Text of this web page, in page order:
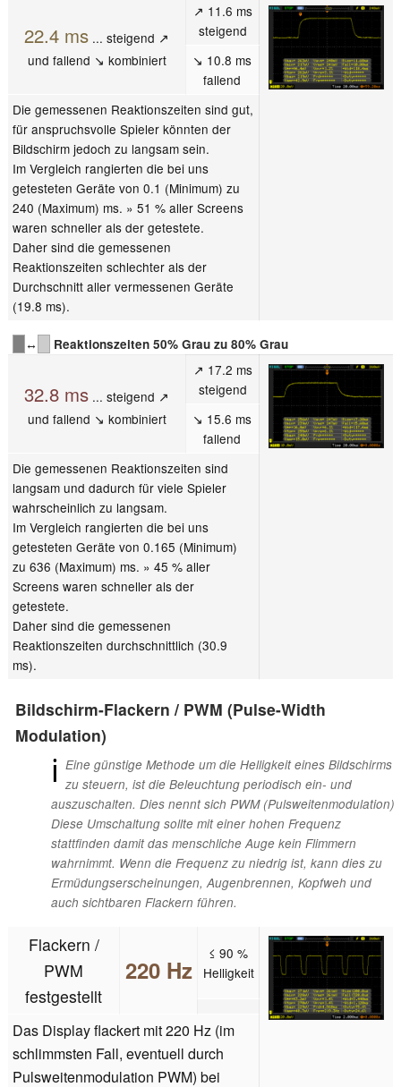
22.4 ms ... steigend ↗
und fallend ↘ kombiniert
↗ 11.6 ms
steigend
↘ 10.8 ms
fallend
Die gemessenen Reaktionszeiten sind gut,
für anspruchsvolle Spieler könnten der
Bildschirm jedoch zu langsam sein.
Im Vergleich rangierten die bei uns
getesteten Geräte von 0.1 (Minimum) zu
240 (Maximum) ms. » 51 % aller Screens
waren schneller als der getestete.
Daher sind die gemessenen
Reaktionszeiten schlechter als der
Durchschnitt aller vermessenen Geräte
(19.8 ms).
↔ Reaktionszeiten 50% Grau zu 80% Grau
32.8 ms ... steigend ↗
und fallend ↘ kombiniert
↗ 17.2 ms
steigend
↘ 15.6 ms
fallend
Die gemessenen Reaktionszeiten sind
langsam und dadurch für viele Spieler
wahrscheinlich zu langsam.
Im Vergleich rangierten die bei uns
getesteten Geräte von 0.165 (Minimum)
zu 636 (Maximum) ms. » 45 % aller
Screens waren schneller als der
getestete.
Daher sind die gemessenen
Reaktionszeiten durchschnittlich (30.9
ms).
Bildschirm-Flackern / PWM (Pulse-Width
Modulation)
ℹ Eine günstige Methode um die Helligkeit eines Bildschirms
zu steuern, ist die Beleuchtung periodisch ein- und
auszuschalten. Dies nennt sich PWM (Pulsweitenmodulation)
Diese Umschaltung sollte mit einer hohen Frequenz
stattfinden damit das menschliche Auge kein Flimmern
wahrnimmt. Wenn die Frequenz zu niedrig ist, kann dies zu
Ermüdungserscheinungen, Augenbrennen, Kopfweh und
auch sichtbaren Flackern führen.
Flackern /
PWM
festgestellt
220 Hz
≤ 90 %
Helligkeit
Das Display flackert mit 220 Hz (im
schlimmsten Fall, eventuell durch
Pulsweitenmodulation PWM) bei